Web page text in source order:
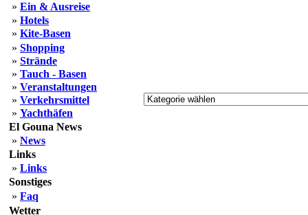
» Ein & Ausreise
» Hotels
» Kite-Basen
» Shopping
» Strände
» Tauch - Basen
» Veranstaltungen
» Verkehrsmittel
» Yachthäfen
El Gouna News
» News
Links
» Links
Sonstiges
» Faq
Wetter